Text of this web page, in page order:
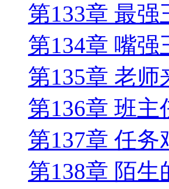
第133章 最
第134章 嘴强
第135章 老师
第136章 班主
第137章 任务
第138章 陌生